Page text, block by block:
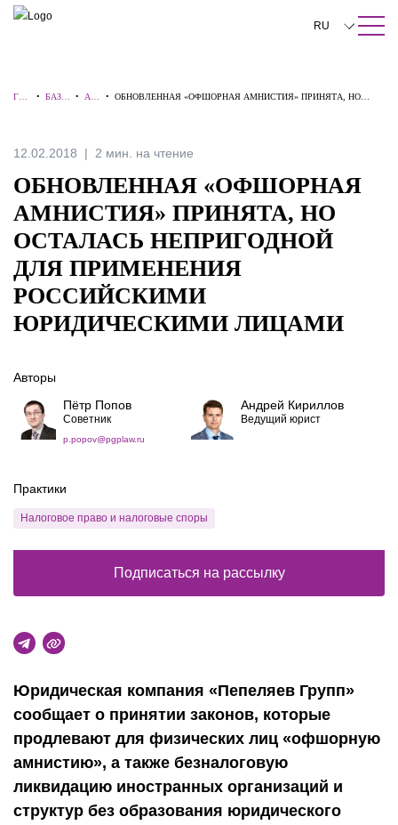
ПОИСК ПО САЙТУ Закрыть
RU
中文
ГЛА
• БАЗА
• АЛ
• ОБНОВЛЕННАЯ «ОФШОРНАЯ АМНИСТИЯ» ПРИНЯТА, НО
12.02.2018 2 мин. на чтение
ОБНОВЛЕННАЯ «ОФШОРНАЯ
АМНИСТИЯ» ПРИНЯТА, НО
ОСТАЛАСЬ НЕПРИГОДНОЙ
ДЛЯ ПРИМЕНЕНИЯ
РОССИЙСКИМИ
ЮРИДИЧЕСКИМИ ЛИЦАМИ
Юридическая компания «Пепеляев Групп»
сообщает о принятии законов, которые
продлевают для физических лиц «офшорную
амнистию», а также безналоговую
ликвидацию иностранных организаций и
структур без образования юридического
Авторы
Пётр Попов
Советник
p.popov@pgplaw.ru
Андрей Кириллов
Ведущий юрист
Практики
Налоговое право и налоговые споры
Подписаться на рассылку